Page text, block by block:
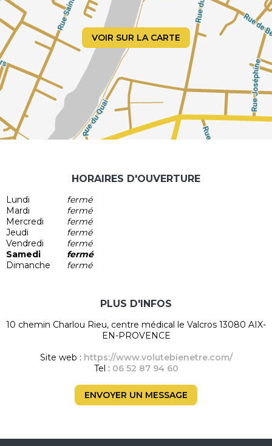
Mes outils : Anatomie et connaissances médicales, santé
mentale, santé sexuelle, énergétique chinoise, intuition,
écoute, créativité.
Permettre un espace pour être, chacun sur son chemin.
Être, respirer, habiter son corps, calmer le mental.
Les raisons de venir
Tensions physiques et émotionnelles
Complexes physiques
Accompagnement des évolutions, des transformations
Amélioration de l'état global
Prise de recul et meilleure concentration
Découverte de soi, d'une autre sensibilité
VOIR SUR LA CARTE
HORAIRES D'OUVERTURE
Lundi
fermé
Mardi
fermé
Mercredi
fermé
Jeudi
fermé
Vendredi
fermé
Samedi
fermé
Dimanche
fermé
PLUS D'INFOS
10 chemin Charlou Rieu, centre médical le Valcros 13080 AIX-
EN-PROVENCE
Site web : https://www.volutebienetre.com/
Tel : 06 52 87 94 60
ENVOYER UN MESSAGE